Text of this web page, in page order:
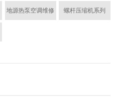
地源热泵空调维修 螺杆压缩机系列